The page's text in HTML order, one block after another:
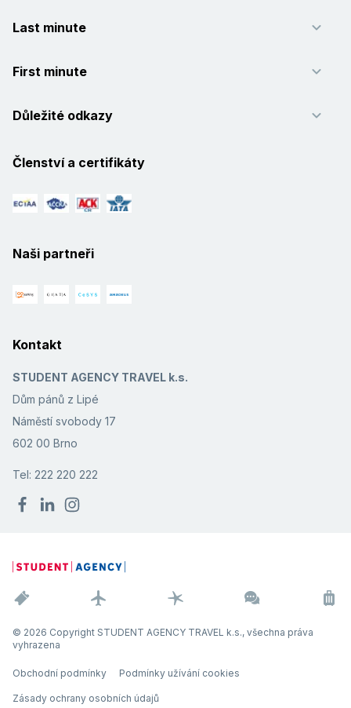
Last minute
First minute
Důležité odkazy
Členství a certifikáty
Naši partneři
Kontakt
STUDENT AGENCY TRAVEL k.s.
Dům pánů z Lipé
Náměstí svobody 17
602 00 Brno
Tel: 222 220 222
© 2026 Copyright STUDENT AGENCY TRAVEL k.s., všechna práva
vyhrazena
Obchodní podmínky Podmínky užívání cookies
Zásady ochrany osobních údajů